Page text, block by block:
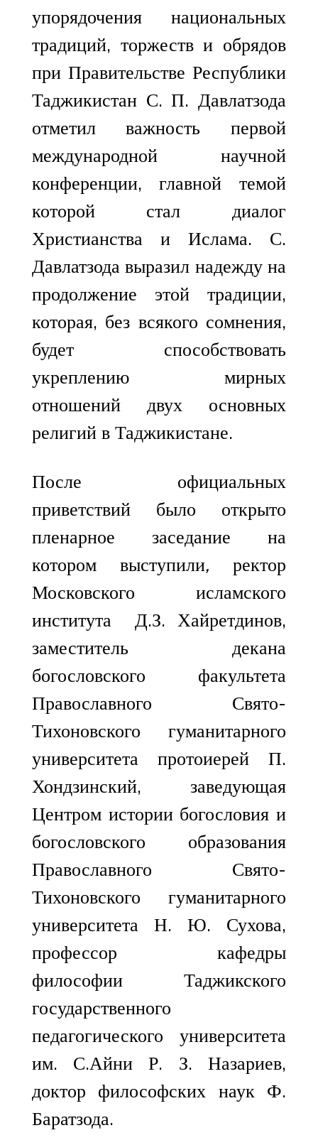
упорядочения национальных
традиций, торжеств и обрядов
при Правительстве Республики
Таджикистан С. П. Давлатзода
отметил важность первой
международной научной
конференции, главной темой
которой стал диалог
Христианства и Ислама. С.
Давлатзода выразил надежду на
продолжение этой традиции,
которая, без всякого сомнения,
будет способствовать
укреплению мирных
отношений двух основных
религий в Таджикистане.
После официальных
приветствий было открыто
пленарное заседание на
котором выступили,ректор
Московского исламского
института Д.З. Хайретдинов,
заместитель декана
богословского факультета
Православного Свято-
Тихоновского гуманитарного
университета протоиерей П.
Хондзинский, заведующая
Центром истории богословия и
богословского образования
Православного Свято-
Тихоновского гуманитарного
университета Н. Ю. Сухова,
профессор кафедры
философии Таджикского
государственного
педагогического университета
им. С.Айни Р. З. Назариев,
доктор философских наук Ф.
Баратзода.